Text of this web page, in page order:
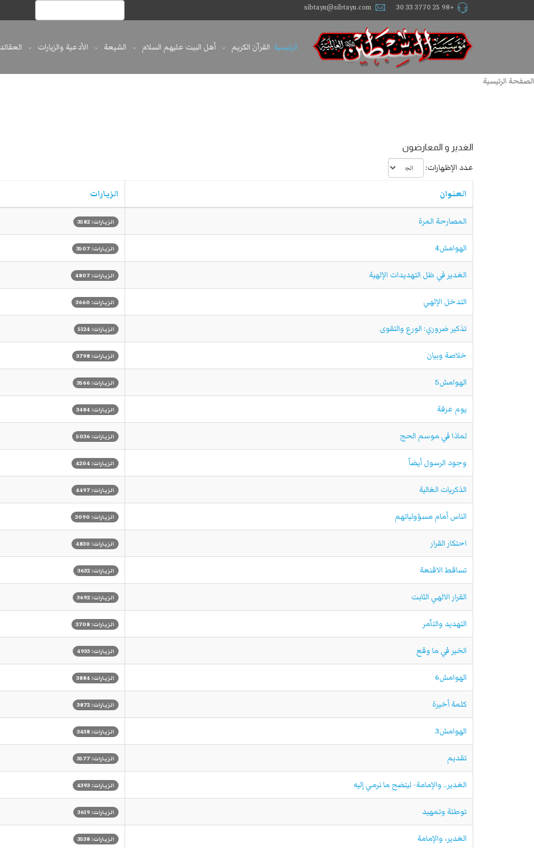
+98 25 3770 33 30
sibtayn@sibtayn.com
الرئيسية القرآن الكريم أهل البيت عليهم السلام الشيعة الأدعية والزيارات العقائد
الصفحة الرئيسية
الغدیر و المعارضون
عدد الإظهارات:
العنوان الزيارات
المصارحة المرة الزيارات: 3582
الهوامش4 الزيارات: 3507
الغدير في ظل التهديدات الإلهية الزيارات: 4807
التدخل الإلهي الزيارات: 3660
تذكير ضروري: الورع والتقوى الزيارات: 5124
خلاصة وبيان الزيارات: 3798
الهوامش5 الزيارات: 3566
يوم عرفة الزيارات: 3484
لماذا في موسم الحج الزيارات: 5036
وجود الرسول أيضاً الزيارات: 4204
الذكريات الغالية الزيارات: 4497
الناس أمام مسؤولياتهم الزيارات: 3090
احتكار القرار الزيارات: 4830
تساقط الاقنعة الزيارات: 3632
القرار الالهي الثابت الزيارات: 3692
التهديد والتآمر الزيارات: 3708
الخير في ما وقع الزيارات: 4933
الهوامش6 الزيارات: 3884
كلمة أخيرة الزيارات: 3872
الهوامش3 الزيارات: 3438
تقديم الزيارات: 3577
الغدير.. والإمامة- ليتضح ما نرمي إليه الزيارات: 4393
توطئة وتمهيد الزيارات: 3619
الغدير، والإمامة الزيارات: 3538